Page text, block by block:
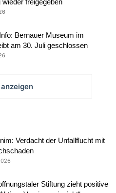
Bernauer Museum im
am 30. Juli geschlossen
Verdacht der Unfallflucht mit
Stiftung zieht positive